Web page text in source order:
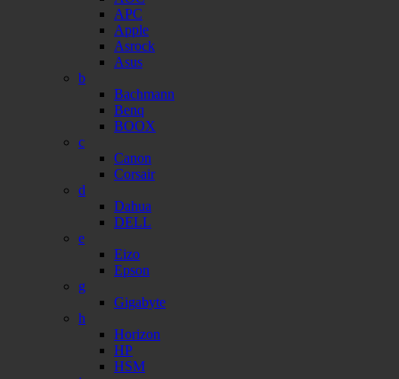
APC
Apple
Asrock
Asus
b
Bachmann
Benq
BOOX
c
Canon
Corsair
d
Dahua
DELL
e
Eizo
Epson
g
Gigabyte
h
Horizon
HP
HSM